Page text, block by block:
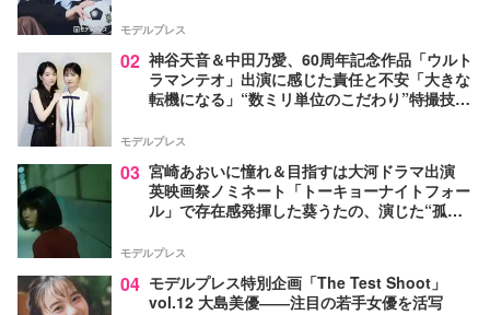
モデルプレス
02 神谷天音＆中田乃愛、60周年記念作品「ウルト
ラマンテオ」出演に感じた責任と不安「大きな
転機になる」“数ミリ単位のこだわり”特撮技術
モデルプレス
03 宮崎あおいに憧れ＆目指すは大河ドラマ出演
英映画祭ノミネート「トーキョーナイトフォー
ル」で存在感発揮した葵うたの、演じた“孤
モデルプレス
04 モデルプレス特別企画「The Test Shoot」
vol.12 大島美優――注目の若手女優を活写